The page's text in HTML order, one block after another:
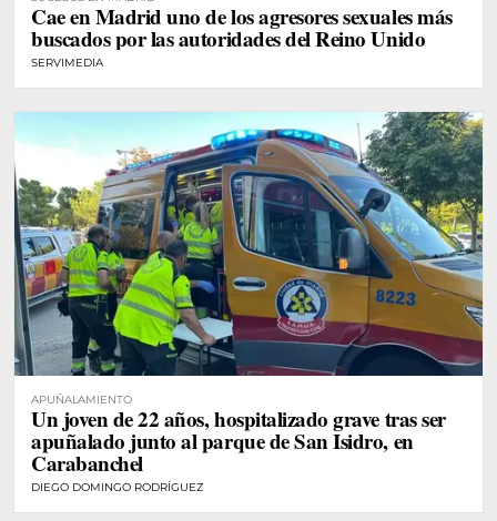
Cae en Madrid uno de los agresores sexuales más
buscados por las autoridades del Reino Unido
SERVIMEDIA
APUÑALAMIENTO
Un joven de 22 años, hospitalizado grave tras ser
apuñalado junto al parque de San Isidro, en
Carabanchel
DIEGO DOMINGO RODRÍGUEZ